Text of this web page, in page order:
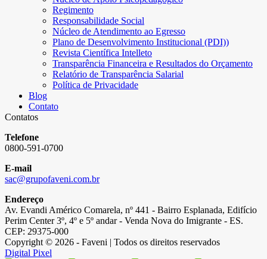
Regimento
Responsabilidade Social
Núcleo de Atendimento ao Egresso
Plano de Desenvolvimento Institucional (PDI))
Revista Científica Intelleto
Transparência Financeira e Resultados do Orçamento
Relatório de Transparência Salarial
Política de Privacidade
Blog
Contato
Contatos
Telefone
0800-591-0700
E-mail
sac@grupofaveni.com.br
Endereço
Av. Evandi Américo Comarela, nº 441 - Bairro Esplanada, Edifício
Perim Center 3º, 4º e 5º andar - Venda Nova do Imigrante - ES.
CEP: 29375-000
Copyright © 2026 - Faveni | Todos os direitos reservados
Digital Pixel